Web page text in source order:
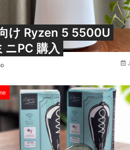
け Ryzen 5 5500U
ニPC 購入